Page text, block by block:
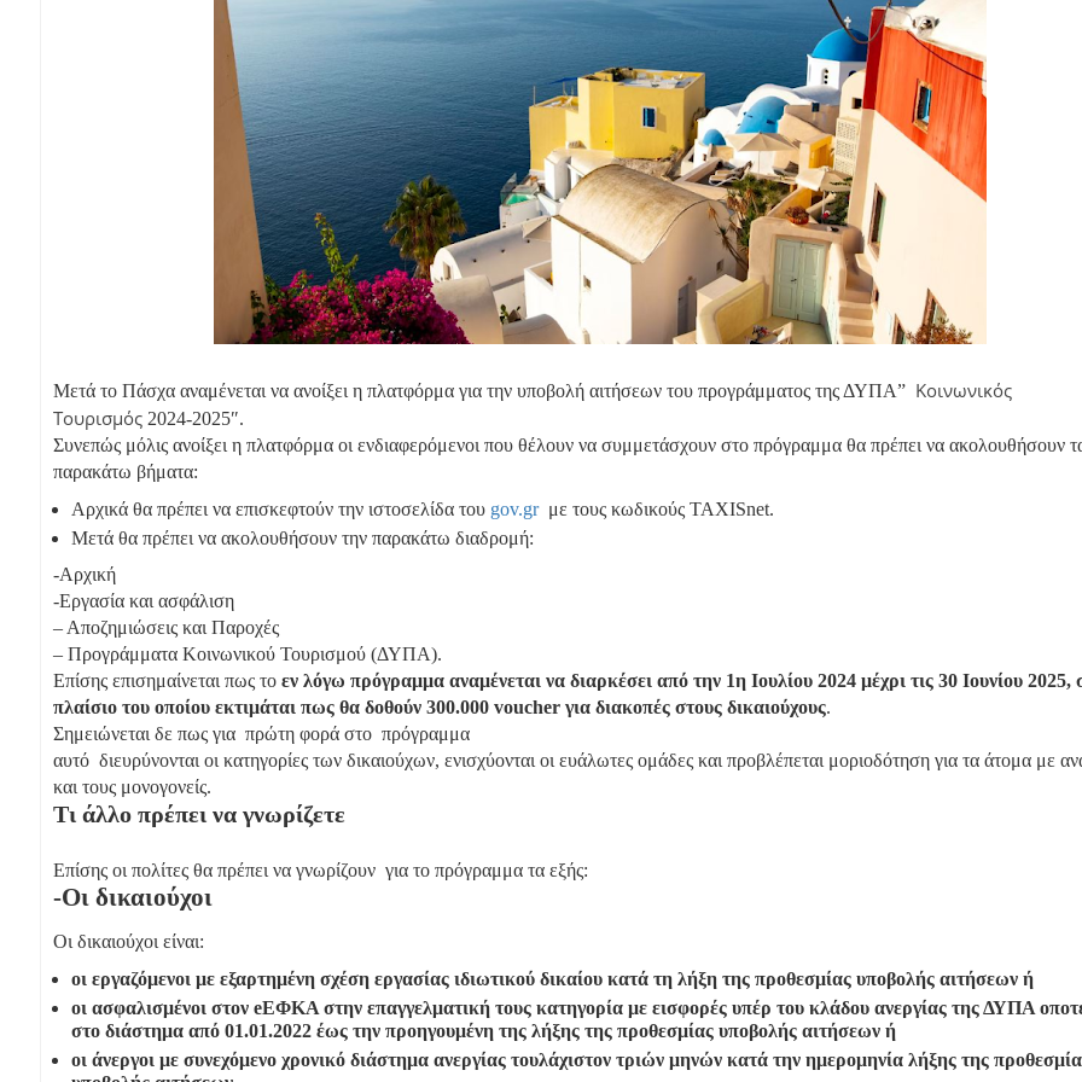
Μετά το Πάσχα αναμένεται να ανοίξει η πλατφόρμα για την υποβολή αιτήσεων του προγράμματος της ΔΥΠΑ” Κοινωνικός
Τουρισμός 2024-2025″.
Συνεπώς μόλις ανοίξει η πλατφόρμα οι ενδιαφερόμενοι που θέλουν να συμμετάσχουν στο πρόγραμμα θα πρέπει να ακολουθήσουν
παρακάτω βήματα:
Αρχικά θα πρέπει να επισκεφτούν την ιστοσελίδα του gov.gr με τους κωδικούς TAXISnet.
Μετά θα πρέπει να ακολουθήσουν την παρακάτω διαδρομή:
-Αρχική
-Εργασία και ασφάλιση
– Αποζημιώσεις και Παροχές
– Προγράμματα Κοινωνικού Τουρισμού (ΔΥΠΑ).
Επίσης επισημαίνεται πως το εν λόγω πρόγραμμα αναμένεται να διαρκέσει από την 1η Ιουλίου 2024 μέχρι τις 30 Ιουνίου 2025,
πλαίσιο του οποίου εκτιμάται πως θα δοθούν 300.000 voucher για διακοπές στους δικαιούχους.
Σημειώνεται δε πως για πρώτη φορά στο πρόγραμμα
αυτό διευρύνονται οι κατηγορίες των δικαιούχων, ενισχύονται οι ευάλωτες ομάδες και προβλέπεται μοριοδότηση για τα άτομα με
και τους μονογονείς.
Τι άλλο πρέπει να γνωρίζετε
Επίσης οι πολίτες θα πρέπει να γνωρίζουν για το πρόγραμμα τα εξής:
-Οι δικαιούχοι
Οι δικαιούχοι είναι:
οι εργαζόμενοι με εξαρτημένη σχέση εργασίας ιδιωτικού δικαίου κατά τη λήξη της προθεσμίας υποβολής αιτήσεων ή
οι ασφαλισμένοι στον eEΦΚΑ στην επαγγελματική τους κατηγορία με εισφορές υπέρ του κλάδου ανεργίας της ΔΥΠΑ
στο διάστημα από 01.01.2022 έως την προηγουμένη της λήξης της προθεσμίας υποβολής αιτήσεων ή
οι άνεργοι με συνεχόμενο χρονικό διάστημα ανεργίας τουλάχιστον τριών μηνών κατά την ημερομηνία λήξης της